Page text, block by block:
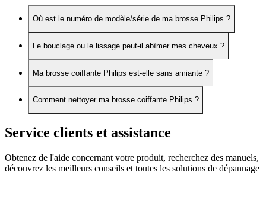
Où est le numéro de modèle/série de ma brosse Philips ?
Le bouclage ou le lissage peut-il abîmer mes cheveux ?
Ma brosse coiffante Philips est-elle sans amiante ?
Comment nettoyer ma brosse coiffante Philips ?
Service clients et assistance
Obtenez de l'aide concernant votre produit, recherchez des manuels,
découvrez les meilleurs conseils et toutes les solutions de dépannage